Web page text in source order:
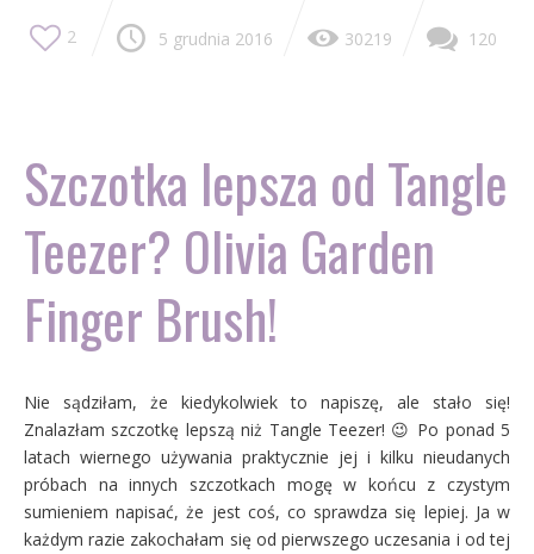
2 5 grudnia 2016 30219 120
Szczotka lepsza od Tangle
Teezer? Olivia Garden
Finger Brush!
Nie sądziłam, że kiedykolwiek to napiszę, ale stało się!
Znalazłam szczotkę lepszą niż Tangle Teezer! 😉 Po ponad 5
latach wiernego używania praktycznie jej i kilku nieudanych
próbach na innych szczotkach mogę w końcu z czystym
sumieniem napisać, że jest coś, co sprawdza się lepiej. Ja w
każdym razie zakochałam się od pierwszego uczesania i od tej